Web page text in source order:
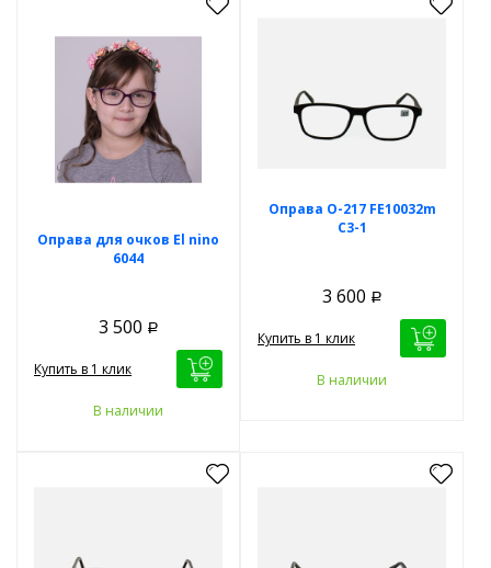
Оправа для очков El nino
6044
3 500 Р
Купить в 1 клик
В наличии
Оправа O-217 FE10032m
С3-1
3 600 Р
Купить в 1 клик
В наличии